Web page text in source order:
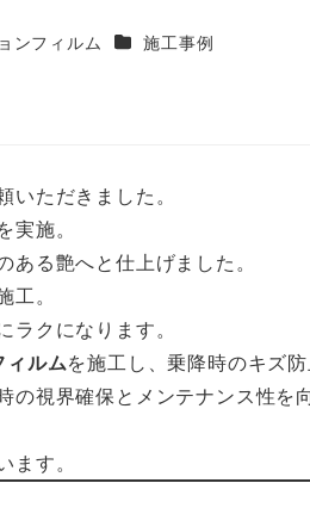
ンフィルム カテゴリー
施工事例
ただきました。
実施。
る艶へと仕上げました。
工。
クになります。
ィルムを施工し、乗降時のキズ防
の視界確保とメンテナンス性を
す。